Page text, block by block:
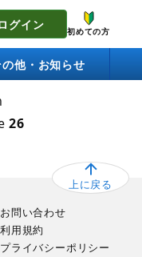
グイン 初めての方
の他・お知らせ
file or directory in
26
上に戻る
お問い合わせ
利用規約
プライバシーポリシー